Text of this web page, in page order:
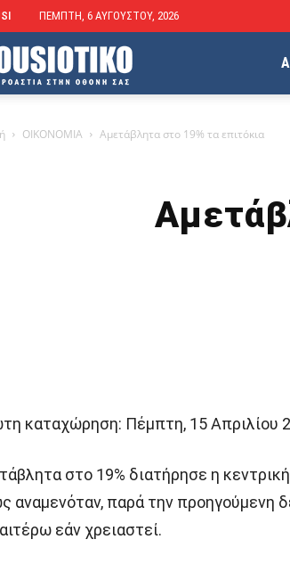
ΠΈΜΠΤΗ, 6 ΑΥΓΟΎΣΤΟΥ, 2026
Marousiotiko
ΟΙΚΟΝΟΜΙΑ Αμετάβλητα στο 19% τα επιτόκια
καταχώρηση: Πέμπτη, 15 Απριλίου
στο 19% διατήρησε η
αναμενόταν, παρά την προηγούμενη
εάν χρειαστεί.